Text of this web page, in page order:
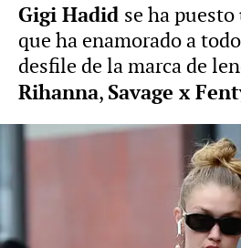
Gigi Hadid se ha
que ha enamorado a
desfile de la marca de
Rihanna, Savage x